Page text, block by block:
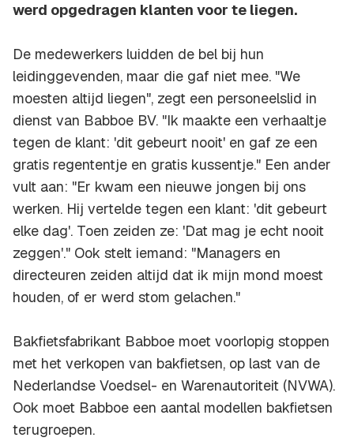
werd opgedragen klanten voor te liegen.
De medewerkers luidden de bel bij hun
leidinggevenden, maar die gaf niet mee. "We
moesten altijd liegen", zegt een personeelslid in
dienst van Babboe BV. "Ik maakte een verhaaltje
tegen de klant: 'dit gebeurt nooit' en gaf ze een
gratis regententje en gratis kussentje." Een ander
vult aan: "Er kwam een nieuwe jongen bij ons
werken. Hij vertelde tegen een klant: 'dit gebeurt
elke dag'. Toen zeiden ze: 'Dat mag je echt nooit
zeggen'." Ook stelt iemand: "Managers en
directeuren zeiden altijd dat ik mijn mond moest
houden, of er werd stom gelachen."
Bakfietsfabrikant Babboe moet voorlopig stoppen
met het verkopen van bakfietsen, op last van de
Nederlandse Voedsel- en Warenautoriteit (NVWA).
Ook moet Babboe een aantal modellen bakfietsen
terugroepen.